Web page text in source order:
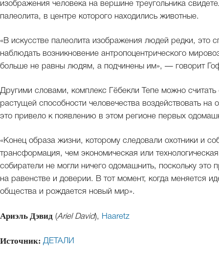
изображения человека на вершине треугольника
палеолита, в центре которого находились животные.
«В искусстве палеолита изображения людей редки, это
наблюдать возникновение антропоцентрического
больше не равны людям, а подчинены им», — говорит
Другими словами, комплекс Гёбекли Тепе можно
растущей способности человечества воздействовать
это привело к появлению в этом регионе первых
«Конец образа жизни, которому следовали охотники и
трансформация, чем экономическая или
собиратели не могли ничего одомашнить, поскольку
на равенстве и доверии. В тот момент, когда меняется
общества и рождается новый мир».
Ариэль Дэвид (Ariel David), Haaretz
Источник: ДЕТАЛИ